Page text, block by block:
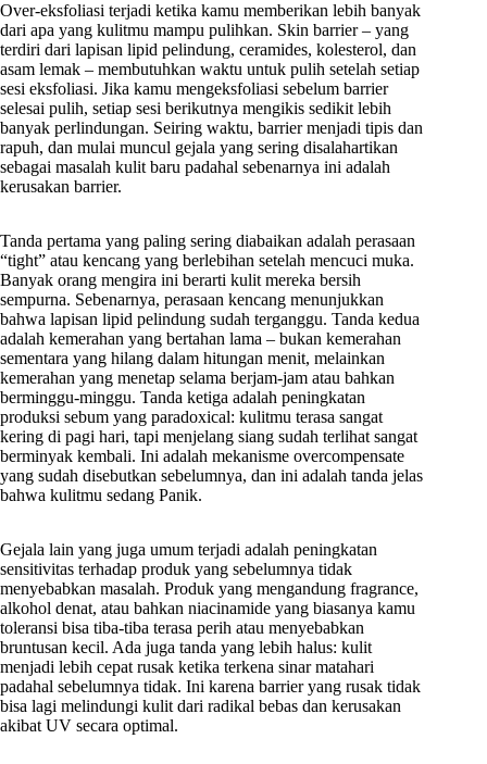
Over-eksfoliasi terjadi ketika kamu memberikan lebih banyak
dari apa yang kulitmu mampu pulihkan. Skin barrier – yang
terdiri dari lapisan lipid pelindung, ceramides, kolesterol, dan
asam lemak – membutuhkan waktu untuk pulih setelah setiap
sesi eksfoliasi. Jika kamu mengeksfoliasi sebelum barrier
selesai pulih, setiap sesi berikutnya mengikis sedikit lebih
banyak perlindungan. Seiring waktu, barrier menjadi tipis dan
rapuh, dan mulai muncul gejala yang sering disalahartikan
sebagai masalah kulit baru padahal sebenarnya ini adalah
kerusakan barrier.
Tanda pertama yang paling sering diabaikan adalah perasaan
“tight” atau kencang yang berlebihan setelah mencuci muka.
Banyak orang mengira ini berarti kulit mereka bersih
sempurna. Sebenarnya, perasaan kencang menunjukkan
bahwa lapisan lipid pelindung sudah terganggu. Tanda kedua
adalah kemerahan yang bertahan lama – bukan kemerahan
sementara yang hilang dalam hitungan menit, melainkan
kemerahan yang menetap selama berjam-jam atau bahkan
berminggu-minggu. Tanda ketiga adalah peningkatan
produksi sebum yang paradoxical: kulitmu terasa sangat
kering di pagi hari, tapi menjelang siang sudah terlihat sangat
berminyak kembali. Ini adalah mekanisme overcompensate
yang sudah disebutkan sebelumnya, dan ini adalah tanda jelas
bahwa kulitmu sedang Panik.
Gejala lain yang juga umum terjadi adalah peningkatan
sensitivitas terhadap produk yang sebelumnya tidak
menyebabkan masalah. Produk yang mengandung fragrance,
alkohol denat, atau bahkan niacinamide yang biasanya kamu
toleransi bisa tiba-tiba terasa perih atau menyebabkan
bruntusan kecil. Ada juga tanda yang lebih halus: kulit
menjadi lebih cepat rusak ketika terkena sinar matahari
padahal sebelumnya tidak. Ini karena barrier yang rusak tidak
bisa lagi melindungi kulit dari radikal bebas dan kerusakan
akibat UV secara optimal.